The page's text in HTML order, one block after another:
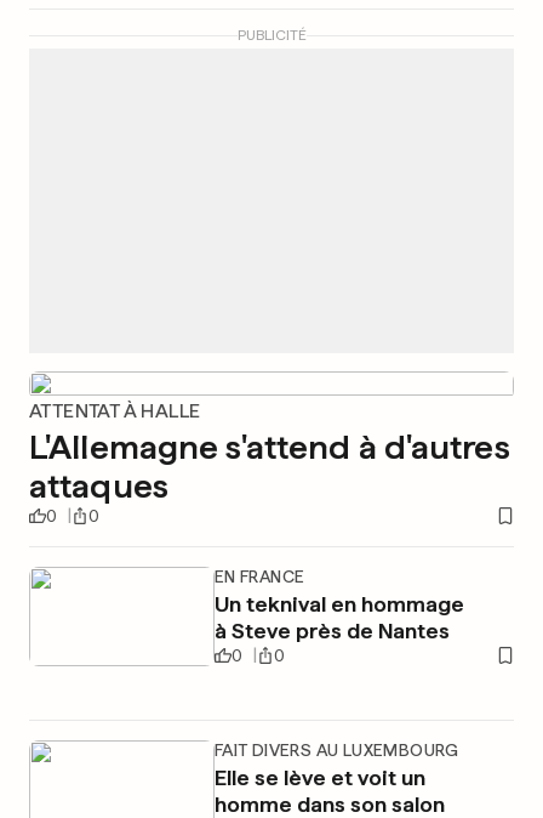
PUBLICITÉ
ATTENTAT À HALLE
L'Allemagne s'attend à d'autres
attaques
0 0
EN FRANCE
Un teknival en hommage
à Steve près de Nantes
0 0
FAIT DIVERS AU LUXEMBOURG
Elle se lève et voit un
homme dans son salon